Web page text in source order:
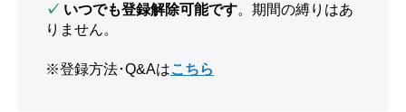
✓ いつでも登録解除可能です。期間の縛りはあ
りません。
※登録方法･Q&Aはこちら